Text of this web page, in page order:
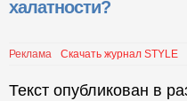
халатности?
Реклама Скачать журнал STYLE
Текст опубликован в